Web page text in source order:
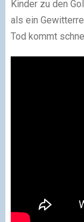
Kinder zu den
als ein
Tod kommt